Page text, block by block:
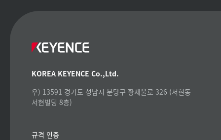
KOREA KEYENCE Co.,Ltd.
우) 13591 경기도 성남시 분당구 황새울로 326 (서현동
서현빌딩 8층)
규격 인증